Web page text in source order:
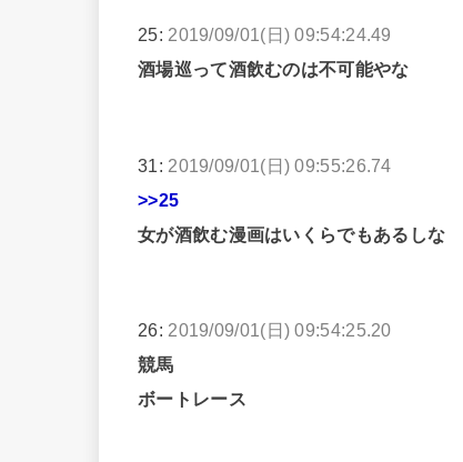
25: 2019/09/01(日) 09:54:24.49
酒場巡って酒飲むのは不可能やな
31: 2019/09/01(日) 09:55:26.74
>>25
女が酒飲む漫画はいくらでもあるしな
26: 2019/09/01(日) 09:54:25.20
競馬
ボートレース